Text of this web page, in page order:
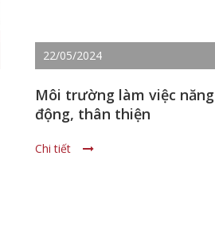
22/05/2024
Môi trường làm việc năng
động, thân thiện
Chi tiết